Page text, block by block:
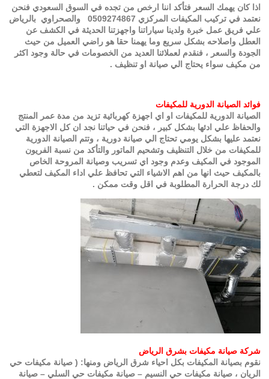
اذا كان يهمك السعر فتأكد اننا ارخص من تجده في السوق السعودي فنحن
نعتمد في تركيب المكيفات المركزي 0509274867
والصحراوي بالرياض
علي فريق عمل خبرة ولدينا سياراتنا واجهزتنا الحديثة في الكشف عن
العطل واصلاحه بشكل سريع وما يهمنا حقا هو راضي العميل من حيث
الجودة والسعر ، فنقدم لعملائنا العديد من الخصومات في حالة وجود اكثر
من مكيف سواء يحتاج الي صيانة او تنظيف .
فوائد الصيانة الدورية للمكيفات
الصيانة الدورية للمكيفات او اي اجهزة كهربائية تزيد من مدة عمر المنتج
والحفاظ علي ادئها بشكل كبير ، فنحن في حياتنا نجد ان كل الاجهزة التي
نعتمد عليها بشكل يومي تحتاج الي صيانة دورية ، وتتم الصيانة الدورية
للمكيفات من خلال التنظيف وتشحيم الماتور والتأكد من نسبة الفريون
الموجود في المكيف وعدم وجود اي تسريب وصيانة المروحة الخاص
بالمكيف حيث انها من اهم الاشياء التي تحافظ علي اداء المكيف لتعطي
لك درجة الحرارة المطلوبة في اقل وقت ممكن .
شركة صيانة مكيفات بشرق الرياض
نقوم بصيانة المكيفات بكل احياء شرق الرياض ومنها: ( صيانة مكيفات حي
الريان ، صيانة مكيفات حي النسيم – صيانة مكيفات حي السلي – صيانة